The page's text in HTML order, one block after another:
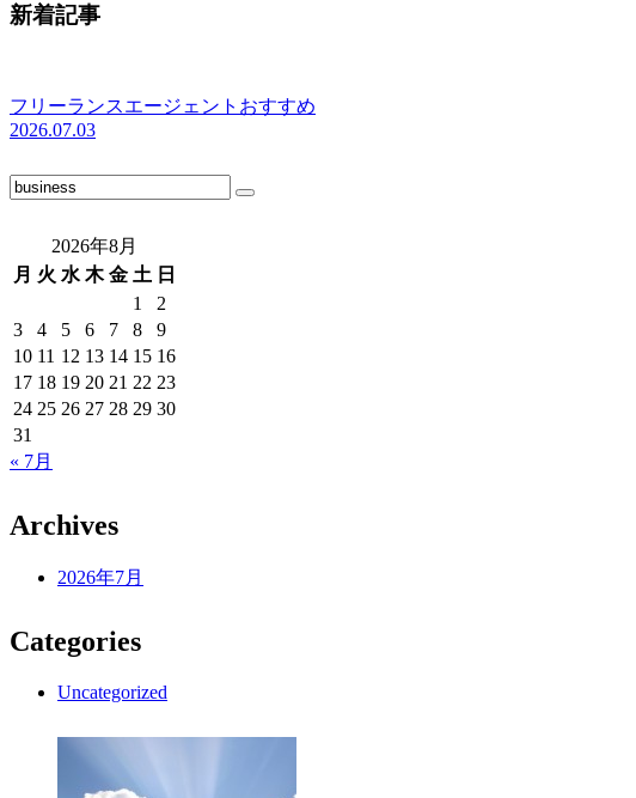
新着記事
フリーランスエージェントおすすめ
2026.07.03
2026年8月
月 火 水 木 金 土 日
1
2
3
4 5 6 7 8
9
10 11 12 13 14 15 16
17 18 19 20 21 22 23
24 25 26 27 28 29 30
31
« 7月
Archives
2026年7月
Categories
Uncategorized